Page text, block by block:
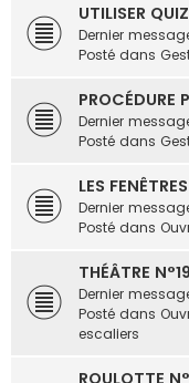
UTILISER
Dernier
Posté dans
PROCÉDURE
Dernier
Posté dans
LES
Dernier
Posté dans
THÉÂTRE
Dernier
Posté dans
escaliers
ROULOTTE